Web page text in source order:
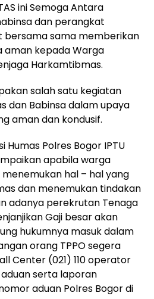
ini Semoga Antara
dan perangkat
sama memberikan
aman kepada Warga
Harkamtibmas.
salah satu kegiatan
dan Babinsa dalam upaya
aman dan kondusif.
Humas Polres Bogor IPTU
apabila warga
hal – hal yang
dan menemukan tindakan
adanya perekrutan Tenaga
Gaji besar akan
hukumnya masuk dalam
orang TPPO segera
Center (021) 110 operator
serta laporan
aduan Polres Bogor di